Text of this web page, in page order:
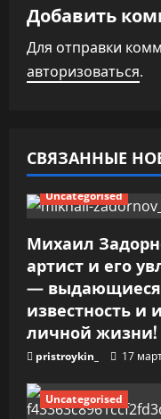
и
я
з
а
п
и
с
я
м
Добавить
Для отправки
авторизоваться.
СВЯЗАННЫЕ
Uncategorised
Михаил
артист и его
— выдающиеся
известность и
личной жизни!
pristroykin_ 17
Uncategorised